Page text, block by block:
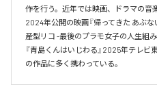
作を行う。近年では映画、ドラマの音
2024年公開の映画『帰ってきた あぶ
産型リコ -最後のプラモ女子の人生組
『青島くんはいじわる』2025年テレビ
の作品に多く携わっている。